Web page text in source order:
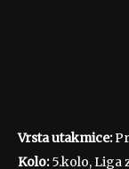
Vrsta utakmice:
Kolo:5.kolo, Liga